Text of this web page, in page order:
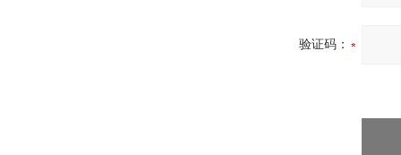
验证码：